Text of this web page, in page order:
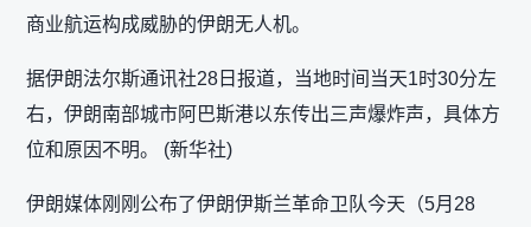
商业航运构成威胁的伊朗无人机。
据伊朗法尔斯通讯社28日报道，当地时间当天1时30分左
右，伊朗南部城市阿巴斯港以东传出三声爆炸声，具体方
位和原因不明。 (新华社)
伊朗媒体刚刚公布了伊朗伊斯兰革命卫队今天（5月28